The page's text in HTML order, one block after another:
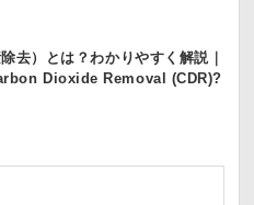
去）とは？わかりやすく解説｜
Dioxide Removal (CDR)?